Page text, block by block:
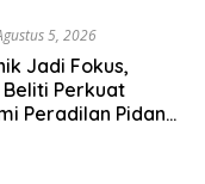
5, 2026
Jadi Fokus,
Perkuat
Peradilan Pidana
Efektif